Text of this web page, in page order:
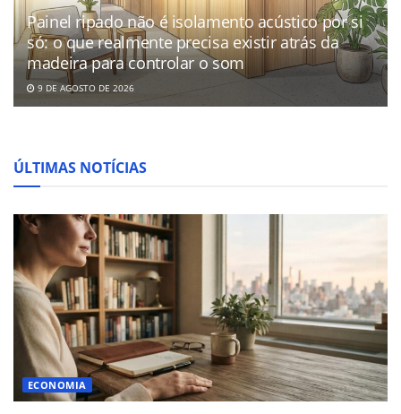
Painel ripado não é isolamento acústico por si
só: o que realmente precisa existir atrás da
madeira para controlar o som
9 DE AGOSTO DE 2026
ÚLTIMAS NOTÍCIAS
ECONOMIA